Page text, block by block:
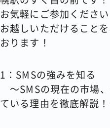
お気軽にご参加ください
お越しいただけること
おります！
1 ：SMSの強みを知る
～SMSの現在の市場
ている理由を徹底解説